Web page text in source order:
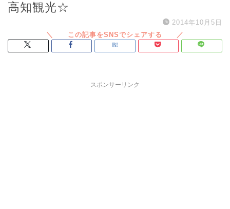
高知観光☆
2014年10月5日
スポンサーリンク